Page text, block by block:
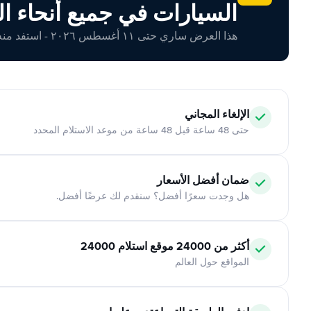
السيارات في جميع أنحاء
هذا العرض ساري حتى ١١ أغسطس ٢٠٢٦ - استفد منه اليوم!
الإلغاء المجاني
حتى 48 ساعة قبل 48 ساعة من موعد الاستلام المحدد
ضمان أفضل الأسعار
هل وجدت سعرًا أفضل؟ سنقدم لك عرضًا أفضل.
أكثر من 24000 موقع استلام 24000
المواقع حول العالم